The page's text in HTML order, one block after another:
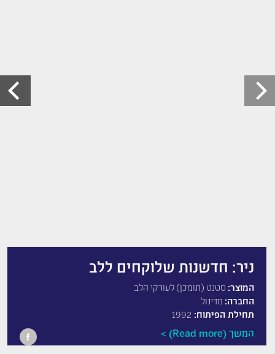
ניר: חדשנות שלוקחים ללב
המוצר: סטנט (תומכן) לעורקי הלב
החברה: מדינול
תחילת הפיתוח: 1992
המשך (Read more)